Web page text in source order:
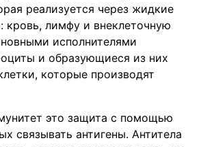
реализуется через жидкие
кровь, лимфу и внеклеточную
исполнителями
и образующиеся из них
которые производят
это защита с помощью
связывать антигены. Антитела